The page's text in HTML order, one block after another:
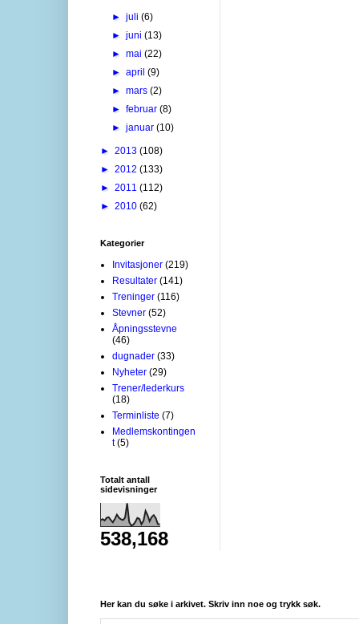
►juli(6)
►juni(13)
►mai(22)
►april(9)
►mars(2)
►februar(8)
►januar(10)
► 2013 (108)
► 2012 (133)
► 2011 (112)
► 2010 (62)
Kategorier
Invitasjoner (219)
Resultater (141)
Treninger (116)
Stevner (52)
Åpningsstevne
(46)
dugnader (33)
Nyheter (29)
Trener/lederkurs
(18)
Terminliste (7)
Medlemskontingen
t (5)
Totalt antall
sidevisninger
538,168
Her kan du søke i arkivet. Skriv inn noe og trykk søk.